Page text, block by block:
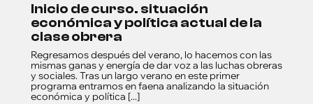
inicio de curso. situación
económica y política actual de la
clase obrera
Regresamos después del verano, lo hacemos con las
mismas ganas y energía de dar voz a las luchas obreras
y sociales. Tras un largo verano en este primer
programa entramos en faena analizando la situación
económica y política [...]